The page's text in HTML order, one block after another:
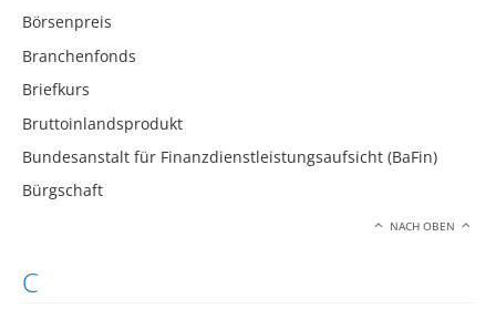
Börsenpreis
Branchenfonds
Briefkurs
Bruttoinlandsprodukt
Bundesanstalt für Finanzdienstleistungsaufsicht (BaFin)
Bürgschaft
NACH OBEN
C